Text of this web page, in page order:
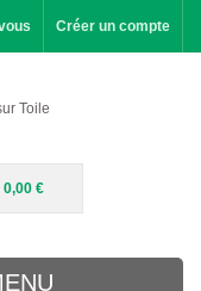
Créer un compte
0,00 €